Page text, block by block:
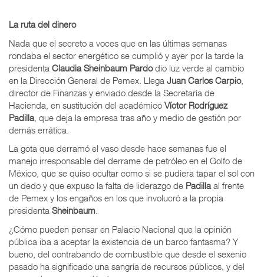
La ruta del dinero
Nada que el secreto a voces que en las últimas semanas
rondaba el sector energético se cumplió y ayer por la tarde la
presidenta Claudia Sheinbaum Pardodio luz verde al cambio
en la Dirección General de Pemex. Llega Juan Carlos Carpio,
director de Finanzas y enviado desde la Secretaría de
Hacienda, en sustitución del académico Víctor Rodríguez
Padilla, que deja la empresa tras año y medio de gestión por
demás errática.
La gota que derramó el vaso desde hace semanas fue el
manejo irresponsable del derrame de petróleo en el Golfo de
México, que se quiso ocultar como si se pudiera tapar el sol con
un dedo y que expuso la falta de liderazgo de Padillaal frente
de Pemex y los engaños en los que involucró a la propia
presidenta Sheinbaum
¿Cómo pueden pensar en Palacio Nacional que la opinión
pública iba a aceptar la existencia de un barco fantasma? Y
bueno, del contrabando de combustible que desde el sexenio
pasado ha significado una sangría de recursos públicos, y del